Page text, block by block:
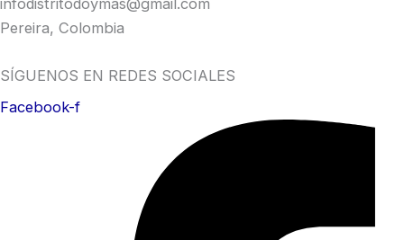
Pereira, Colombia
SÍGUENOS EN REDES SOCIALES
Facebook-f